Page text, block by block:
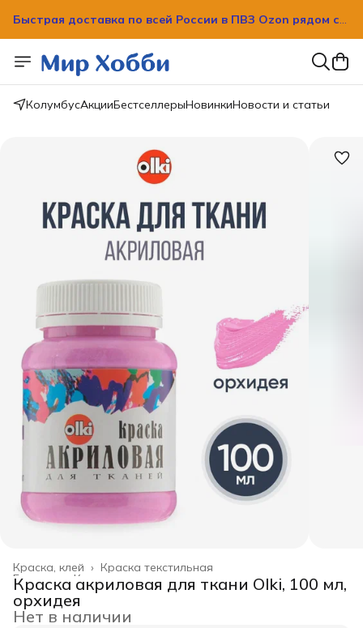
Быстрая доставка по всей России в ПВЗ Ozon рядом с
Быстрая доставка по всей России в ПВЗ Ozon рядом с
вашим домом!
КолумбусАкцииБестселлерыНовинкиНовости и статьи
Краска текстильная
Краска, клей ›
Канцелярские товары ›
Главная ›
Краска акриловая для ткани Olki, 100 мл,
орхидея
Нет в наличии